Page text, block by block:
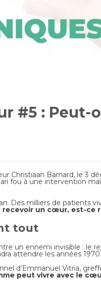
#5 :
Christiaan Barnard, le 3
fou à une intervention
Des milliers de
recevoir un cœur, est-ce
tout
un ennemi invisible : le
attendre les années
d’Emmanuel Vitria,
peut vivre avec le